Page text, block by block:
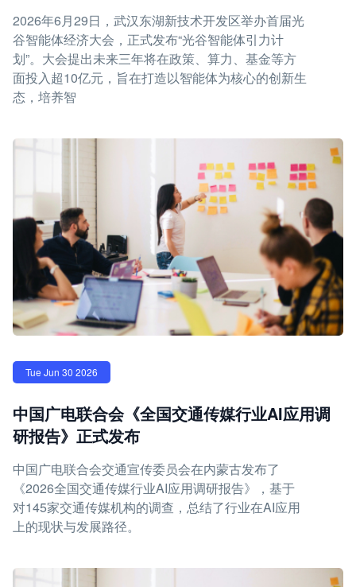
2026年6月29日，武汉东湖新技术开发区举办首届光
谷智能体经济大会，正式发布“光谷智能体引力计
划”。大会提出未来三年将在政策、算力、基金等方
面投入超10亿元，旨在打造以智能体为核心的创新生
态，培养智
Tue Jun 30 2026
中国广电联合会《全国交通传媒行业AI应用调
研报告》正式发布
中国广电联合会交通宣传委员会在内蒙古发布了
《2026全国交通传媒行业AI应用调研报告》，基于
对145家交通传媒机构的调查，总结了行业在AI应用
上的现状与发展路径。